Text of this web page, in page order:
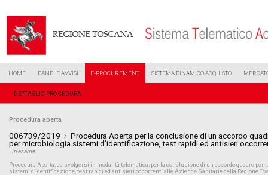
HOME BANDI E AVVISI E-PROCUREMENT SISTEMA DINAMICO ACQUISTO
DETTAGLIO PROCEDURA
Procedura aperta
006739/2019
Procedura Aperta per la conclusione di un accordo
per microbiologia sistemi d’identificazione, test rapidi ed antisieri
In esame
Procedura Aperta, da svolgersi in modalità telematica, per la conclusione di un accordo quadro
sistemi d’identificazione, test rapidi ed antisieri occorrenti alle Aziende Sanitarie della Regione